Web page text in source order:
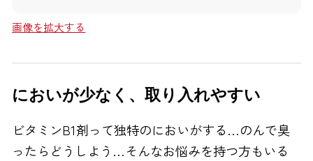
画像を拡大する
においが少なく、取り入れやすい
ビタミンB1剤って独特のにおいがする…のんで臭
ったらどうしよう…そんなお悩みを持つ方もいる